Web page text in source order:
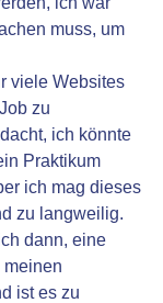
muss, um
viele Websites
zu
ich könnte
Praktikum
ich mag dieses
zu langweilig.
dann, eine
meinen
ist es zu